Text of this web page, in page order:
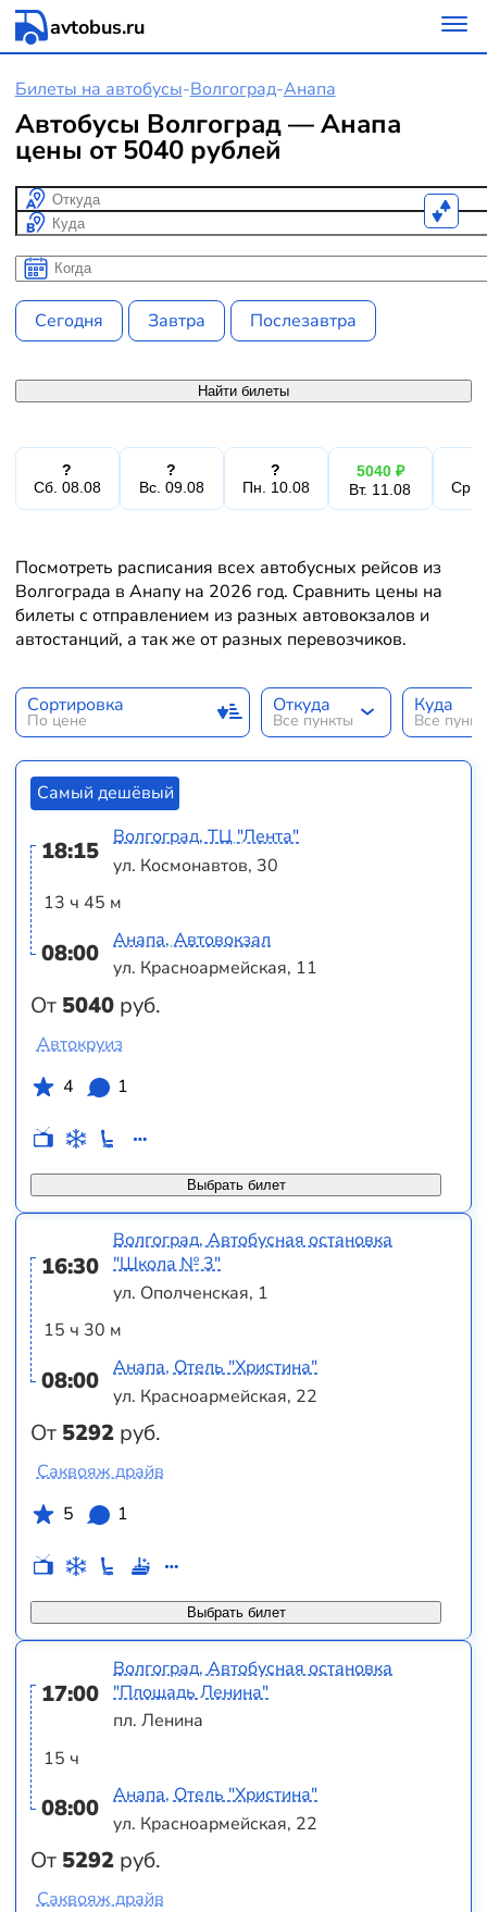
avtobus.ru
Билеты на автобусы-Волгоград-Анапа
Автобусы Волгоград — Анапа
цены от 5040 рублей
Откуда
Куда
Когда
Когда
Сегодня Завтра Послезавтра
Найти билеты
?
Сб. 08.08
?
Вс. 09.08
?
Пн. 10.08
5040 ₽
Вт. 11.08
Ср.
Посмотреть расписания всех автобусных рейсов из
Волгограда в Анапу на 2026 год. Сравнить цены на
билеты с отправлением из разных автовокзалов и
автостанций, а так же от разных перевозчиков.
Сортировка
По цене
Откуда
Все пункты
Куда
Все
Самый дешёвый
18:15
13 ч 45 м
08:00
От 5040 руб.
Волгоград, ТЦ "Лента"
ул. Космонавтов, 30
Анапа, Автовокзал
ул. Красноармейская, 11
Выбрать билет
Автокруиз
4
1
16:30
15 ч 30 м
08:00
От 5292 руб.
Волгоград, Автобусная остановка
"Школа № 3"
ул. Ополченская, 1
Анапа, Отель "Христина"
ул. Красноармейская, 22
Выбрать билет
Саквояж драйв
5
1
17:00
15 ч
08:00
От 5292 руб.
Волгоград, Автобусная остановка
"Площадь Ленина"
пл. Ленина
Анапа, Отель "Христина"
ул. Красноармейская, 22
Саквояж драйв